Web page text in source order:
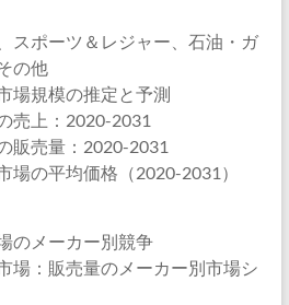
スポーツ＆レジャー、石油・ガ
の他
場規模の推定と予測
売上：2020-2031
販売量：2020-2031
場の平均価格（2020-2031）
のメーカー別競争
場：販売量のメーカー別市場シ